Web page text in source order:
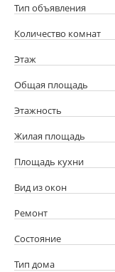
Тип объявления
Количество комнат
Этаж
Общая площадь
Этажность
Жилая площадь
Площадь кухни
Вид из окон
Ремонт
Состояние
Тип дома